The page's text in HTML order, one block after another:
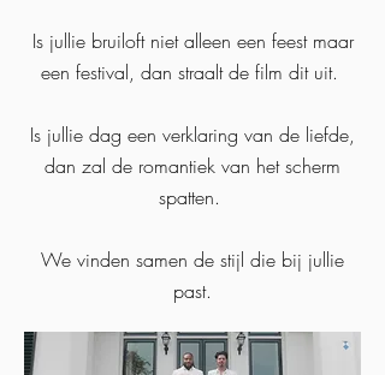
Is jullie bruiloft niet alleen een feest maar
een festival, dan straalt de film dit uit.
Is jullie dag een verklaring van de liefde,
dan zal de romantiek van het scherm
spatten.
We vinden samen de stijl die bij jullie
past.